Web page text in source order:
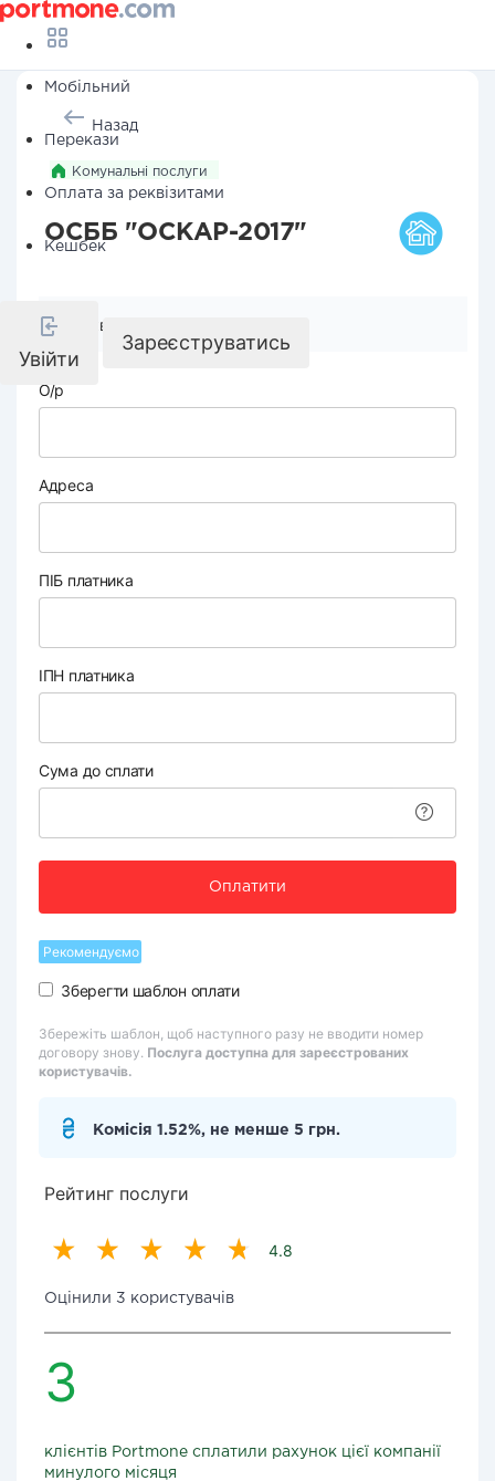
Мобільний
Перекази
Оплата за реквізитами
Кешбек
Увійти
Зареєструватись
Назад
Комунальні послуги
ОСББ "ОСКАР-2017"
Реквізити компанії
О/р
Адреса
ПІБ платника
ІПН платника
Сума до сплати
Оплатити
Рекомендуємо
Зберегти шаблон оплати
Збережіть шаблон, щоб наступного разу не вводити номер
договору знову. Послуга доступна для зареєстрованих
користувачів.
Комісія 1.52%, не менше 5 грн.
Рейтинг послуги
4.8
Оцінили 3 користувачів
3
клієнтів Portmone сплатили рахунок цієї компанії
минулого місяця